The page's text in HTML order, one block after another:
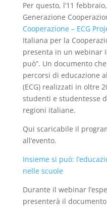
Per questo, l’11
Generazione
Cooperazione – ECG
Italiana per la
presenta in un webinar
può”. Un documento
percorsi di educazione
(ECG) realizzati in oltre
studenti e studentesse
regioni italiane.
Qui scaricabile il
all’evento.
Insieme si può:
nelle scuole
Durante il webinar
presenterà il